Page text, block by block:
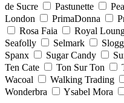
de Sucre
Pastunette
London
PrimaDonna
Rosa Faia
Royal
Seafolly
Selmark
Spanx
Sugar Candy
Ten Cate
Ton Sur Ton
Wacoal
Walking Trading
Wonderbra
Ysabel Mora